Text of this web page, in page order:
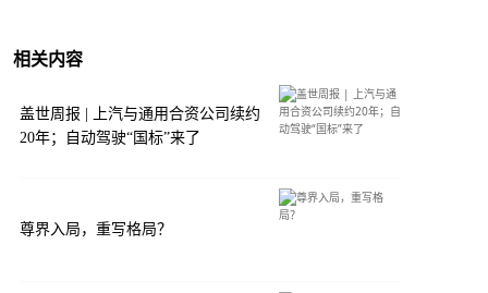
相关内容
盖世周报 | 上汽与通用合资公司续约
20年；自动驾驶“国标”来了
尊界入局，重写格局？